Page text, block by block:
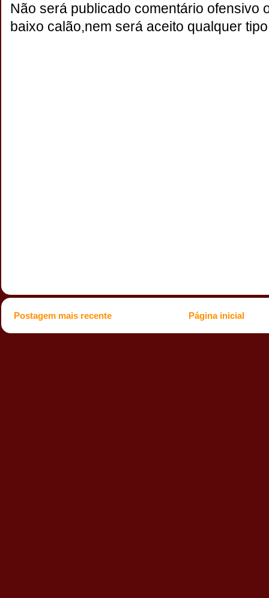
Não será publicado comentário ofensivo
baixo calão,nem será aceito qualquer
Postagem mais recente Página inicial